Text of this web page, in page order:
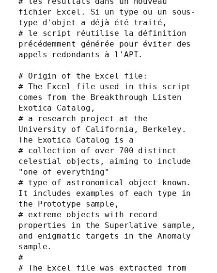
fichier Excel. Si un type ou un sous-
type d'objet a déjà été traité,
# le script réutilise la définition
précédemment générée pour éviter des
appels redondants à l'API.
# Origin of the Excel file:
# The Excel file used in this script
comes from the Breakthrough Listen
Exotica Catalog,
# a research project at the
University of California, Berkeley.
The Exotica Catalog is a
# collection of over 700 distinct
celestial objects, aiming to include
"one of everything"
# type of astronomical object known.
It includes examples of each type in
the Prototype sample,
# extreme objects with record
properties in the Superlative sample,
and enigmatic targets in the Anomaly
sample.
#
# The Excel file was extracted from